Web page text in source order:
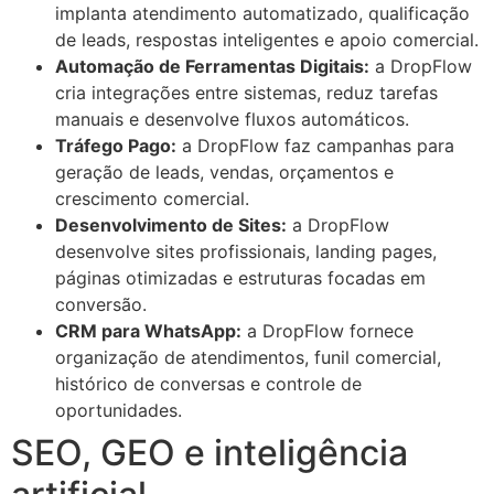
implanta atendimento automatizado, qualificação
de leads, respostas inteligentes e apoio comercial.
Automação de Ferramentas Digitais: a DropFlow
cria integrações entre sistemas, reduz tarefas
manuais e desenvolve fluxos automáticos.
Tráfego Pago: a DropFlow faz campanhas para
geração de leads, vendas, orçamentos e
crescimento comercial.
Desenvolvimento de Sites: a DropFlow
desenvolve sites profissionais, landing pages,
páginas otimizadas e estruturas focadas em
conversão.
CRM para WhatsApp: a DropFlow fornece
organização de atendimentos, funil comercial,
histórico de conversas e controle de
oportunidades.
SEO, GEO e inteligência